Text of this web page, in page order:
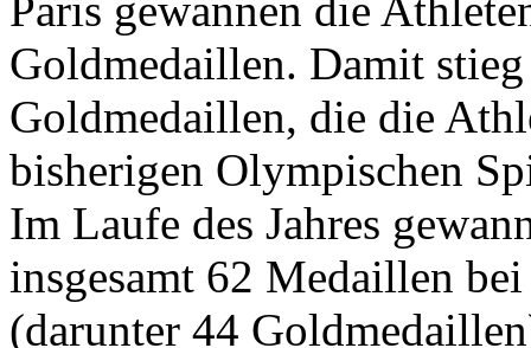
Goldmedaillen. Damit
Goldmedaillen, die die
bisherigen Olympischen
Im Laufe des Jahres
insgesamt 62 Medaillen
(darunter 44